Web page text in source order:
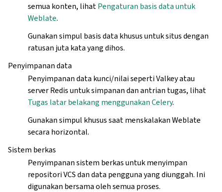
semua konten, lihatPengaturan basis data untuk
Weblate.
Gunakan simpul basis data khusus untuk situs dengan
ratusan juta kata yang dihos.
Penyimpanan data
Penyimpanan data kunci/nilai seperti Valkey atau
server Redis untuk simpanan dan antrian tugas, lihat
Tugas latar belakang menggunakan Celery.
Gunakan simpul khusus saat menskalakan Weblate
secara horizontal.
Sistem berkas
Penyimpanan sistem berkas untuk menyimpan
repositori VCS dan data pengguna yang diunggah. Ini
digunakan bersama oleh semua proses.